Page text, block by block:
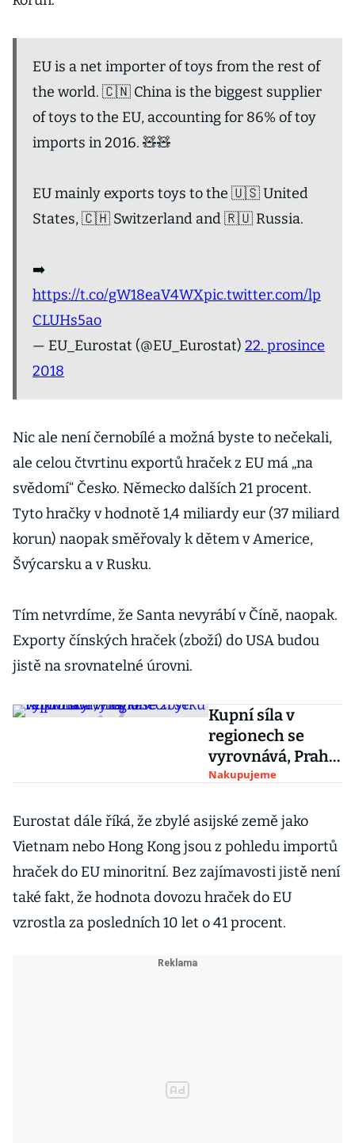
EU is a net importer of toys from the rest of
the world. 🇨🇳 China is the biggest supplier
of toys to the EU, accounting for 86% of toy
imports in 2016. 🧸🧸
EU mainly exports toys to the 🇺🇸 United
States, 🇨🇭 Switzerland and 🇷🇺 Russia.
➡️
https://t.co/gW18eaV4WXpic.twitter.com/lp
CLUHs5ao
— EU_Eurostat (@EU_Eurostat) 22. prosince
2018
Nic ale není černobílé a možná byste to nečekali,
ale celou čtvrtinu exportů hraček z EU má „na
svědomí“ Česko. Německo dalších 21 procent.
Tyto hračky v hodnotě 1,4 miliardy eur (37 miliard
korun) naopak směřovaly k dětem v Americe,
Švýcarsku a v Rusku.
Tím netvrdíme, že Santa nevyrábí v Číně, naopak.
Exporty čínských hraček (zboží) do USA budou
jistě na srovnatelné úrovni.
Kupní síla v
regionech se
vyrovnává, Praha
se zbytku
vymyká
Nakupujeme
Eurostat dále říká, že zbylé asijské země jako
Vietnam nebo Hong Kong jsou z pohledu importů
hraček do EU minoritní. Bez zajímavosti jistě není
také fakt, že hodnota dovozu hraček do EU
vzrostla za posledních 10 let o 41 procent.